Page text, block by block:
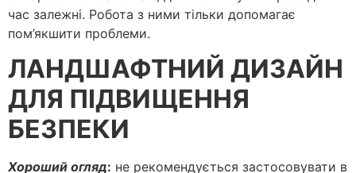
час залежні. Робота з ними тільки допомагає
пом’якшити проблеми.
ЛАНДШАФТНИЙ ДИЗАЙН
ДЛЯ ПІДВИЩЕННЯ
БЕЗПЕКИ
Хороший огляд: не рекомендується застосовувати в